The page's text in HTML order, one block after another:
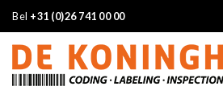
Bel +31 (0)26 741 00 00